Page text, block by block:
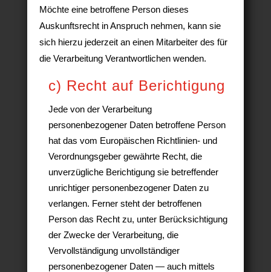
Möchte eine betroffene Person dieses
Auskunftsrecht in Anspruch nehmen, kann sie
sich hierzu jederzeit an einen Mitarbeiter des für
die Verarbeitung Verantwortlichen wenden.
c) Recht auf Berichtigung
Jede von der Verarbeitung
personenbezogener Daten betroffene Person
hat das vom Europäischen Richtlinien- und
Verordnungsgeber gewährte Recht, die
unverzügliche Berichtigung sie betreffender
unrichtiger personenbezogener Daten zu
verlangen. Ferner steht der betroffenen
Person das Recht zu, unter Berücksichtigung
der Zwecke der Verarbeitung, die
Vervollständigung unvollständiger
personenbezogener Daten — auch mittels